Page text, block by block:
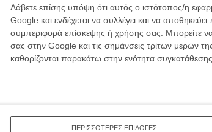
Λάβετε επίσης υπόψη ότι αυτός ο ιστότοπος/η
Google και ενδέχεται να συλλέγει και να
συμπεριφορά επίσκεψης ή χρήσης σας. Μπορείτε
σας στην Google και τις σημάνσεις τρίτων μερών
καθορίζονται παρακάτω στην ενότητα
ΠΕΡΙΣΣΟΤΕΡΕΣ ΕΠΙΛΟΓΕΣ